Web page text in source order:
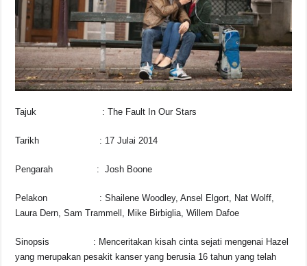
o
k
p
k
Tajuk : The Fault In Our Stars
Tarikh : 17 Julai 2014
Pengarah : Josh Boone
Pelakon : Shailene Woodley, Ansel Elgort, Nat Wolff,
Laura Dern, Sam Trammell, Mike Birbiglia, Willem Dafoe
Sinopsis : Menceritakan kisah cinta sejati mengenai Hazel
yang merupakan pesakit kanser yang berusia 16 tahun yang telah